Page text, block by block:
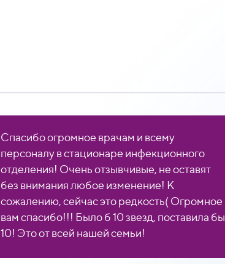
Спасибо огромное врачам и всему
персоналу в стационаре инфекционного
отделения! Очень отзывчивые, не оставят
без внимания любое изменение! К
сожалению, сейчас это редкость( Огромное
вам спасибо!!! Было б 10 звезд, поставила бы
10! Это от всей нашей семьи!